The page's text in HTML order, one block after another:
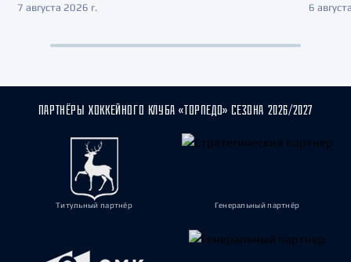
7 августа 2026 г. 6
ПАРТНЁРЫ ХОККЕЙНОГО КЛУБА «ТОРПЕДО» СЕЗОНА 2026/2027
Титульный партнёр Генеральный партнёр